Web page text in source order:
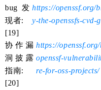
bug 发
现者:
https://openssf.org/
y-the-openssfs-
[19]
协作漏
洞披露
指南:
https://
openssf-
re-for-oss-projects/
[20]